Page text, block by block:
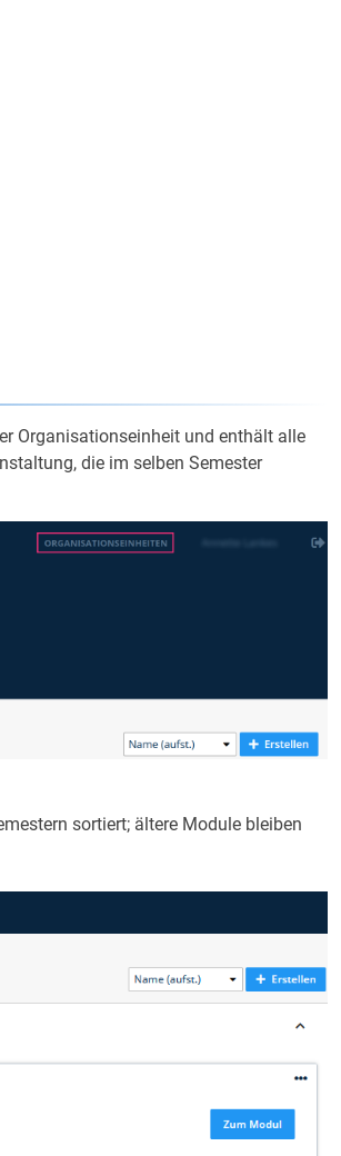
Organisationseinheit und enthält alle
die im selben Semester
sortiert; ältere Module bleiben